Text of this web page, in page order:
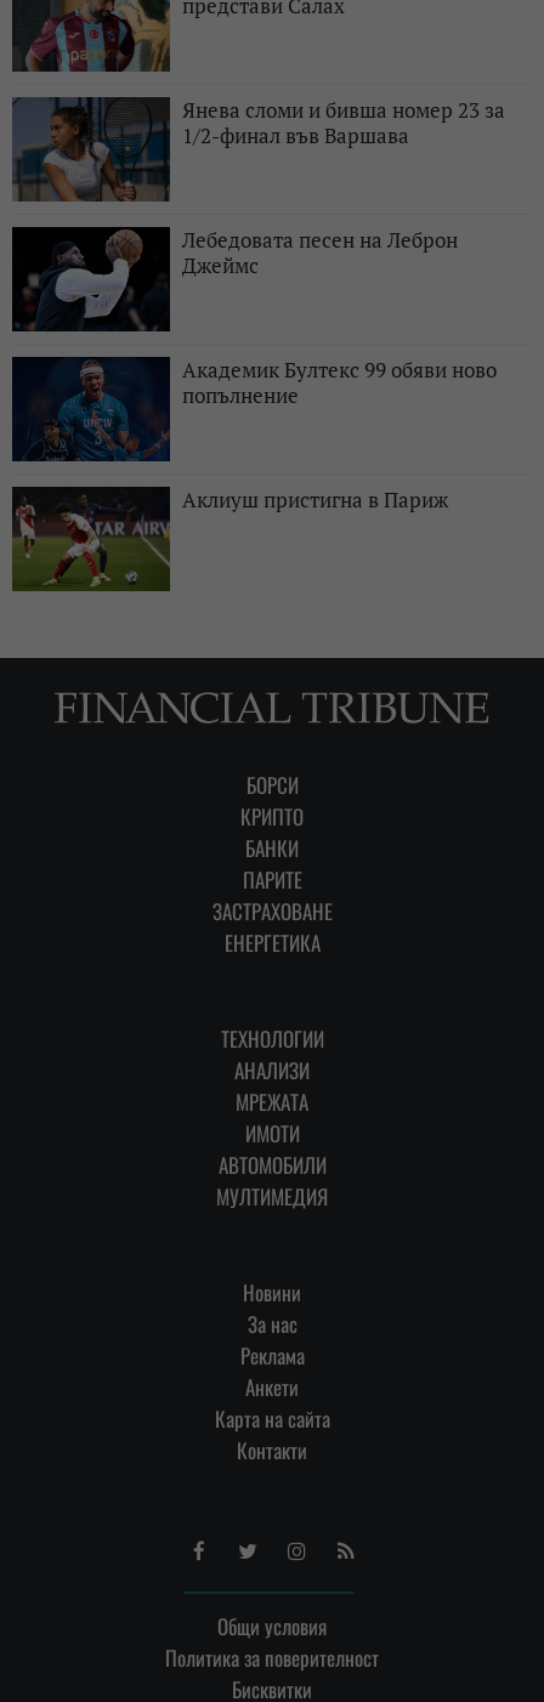
представи Салах
Янева сломи и бивша номер 23 за
1/2-финал във Варшава
Лебедовата песен на Леброн
Джеймс
Академик Бултекс 99 обяви ново
попълнение
Аклиуш пристигна в Париж
БОРСИ
КРИПТО
БАНКИ
ПАРИТЕ
ЗАСТРАХОВАНЕ
ЕНЕРГЕТИКА
ТЕХНОЛОГИИ
АНАЛИЗИ
МРЕЖАТА
ИМОТИ
АВТОМОБИЛИ
МУЛТИМЕДИЯ
Новини
За нас
Реклама
Анкети
Карта на сайта
Контакти
FacebookTwitterInstagram
RSS
Общи условия
Политика за поверителност
Бисквитки